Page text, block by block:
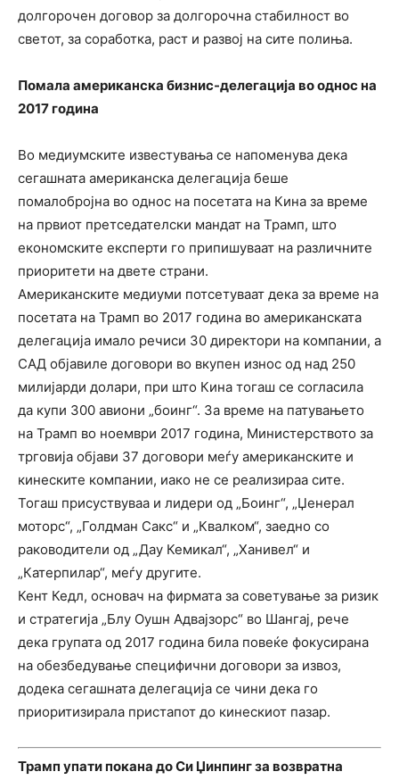
долгорочен договор за долгорочна стабилност во
светот, за соработка, раст и развој на сите полиња.
Помала американска бизнис-делегација во однос на
2017 година
Во медиумските известувања се напоменува дека
сегашната американска делегација беше
помалобројна во однос на посетата на Кина за време
на првиот претседателски мандат на Трамп, што
економските експерти го припишуваат на различните
приоритети на двете страни.
Американските медиуми потсетуваат дека за време на
посетата на Трамп во 2017 година во американската
делегација имало речиси 30 директори на компании, а
САД објавиле договори во вкупен износ од над 250
милијарди долари, при што Кина тогаш се согласила
да купи 300 авиони „боинг“. За време на патувањето
на Трамп во ноември 2017 година, Министерството за
трговија објави 37 договори меѓу американските и
кинеските компании, иако не се реализираа сите.
Тогаш присуствуваа и лидери од „Боинг“, „Џенерал
моторс“, „Голдман Сакс“ и „Квалком“, заедно со
раководители од „Дау Кемикал“, „Ханивел“ и
„Катерпилар“, меѓу другите.
Кент Кедл, основач на фирмата за советување за ризик
и стратегија „Блу Оушн Адвајзорс“ во Шангај, рече
дека групата од 2017 година била повеќе фокусирана
на обезбедување специфични договори за извоз,
додека сегашната делегација се чини дека го
приоритизирала пристапот до кинескиот пазар.
Трамп упати покана до Си Џинпинг за возвратна